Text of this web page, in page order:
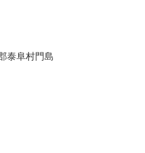
泰阜村門島